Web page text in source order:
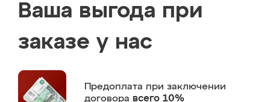
Ваша выгода при
заказе у нас
Предоплата при заключении
договора всего 10%